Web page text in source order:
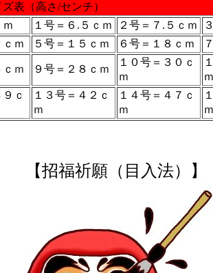
表（高さ/センチ）
ｍ
１号＝６.５ｃｍ ２号＝７.５ｃｍ
ｃｍ
５号＝１５ｃｍ ６号＝１８ｃｍ
ｃｍ ９号＝２８ｃｍ
１０号＝３０ｃ
ｍ
ｍ
ｃ
１３号＝４２ｃ
ｍ
１４号＝４７ｃ
ｍ
ｍ
【招福祈願（目入法）】